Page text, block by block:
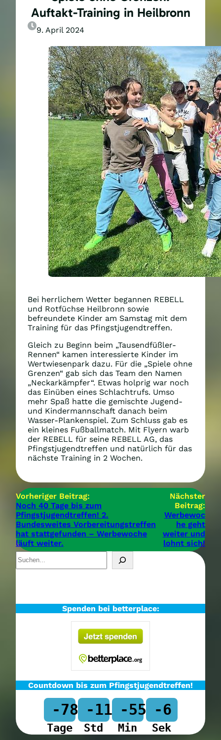
Auftakt-Training in Heilbronn
9. April 2024
Bei herrlichem Wetter begannen REBELL
und Rotfüchse Heilbronn sowie
befreundete Kinder am Samstag mit dem
Training für das Pfingstjugendtreffen.
Gleich zu Beginn beim „Tausendfüßler-
Rennen“ kamen interessierte Kinder im
Wertwiesenpark dazu. Für die „Spiele ohne
Grenzen“ gab sich das Team den Namen
„Neckarkämpfer“. Etwas holprig war noch
das Einüben eines Schlachtrufs. Umso
mehr Spaß hatte die gemischte Jugend-
und Kindermannschaft danach beim
Wasser-Plankenspiel. Zum Schluss gab es
ein kleines Fußballmatch. Mit Flyern warb
der REBELL für seine REBELL AG, das
Pfingstjugendtreffen und natürlich für das
nächste Training in 2 Wochen.
Vorheriger Beitrag:
Noch 40 Tage bis zum
Pfingstjugendtreffen! 2.
Bundesweites Vorbereitungstreffen
hat stattgefunden – Werbewoche
läuft weiter.
Nächster
Beitrag:
Werbewoc
he geht
weiter und
lohnt sich!
S
u
n
Spenden bei betterplace:
Countdown bis zum Pfingstjugendtreffen!
-78
Tage
-11
Std
-55
Min
-6
Sek